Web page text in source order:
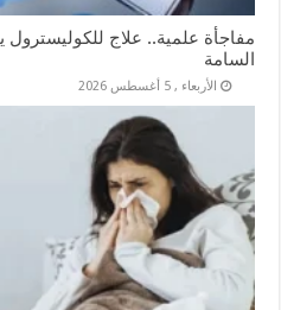
مفاجأة علمية.. علاج
السامة
الأربعاء , 5 أغسطس 2026